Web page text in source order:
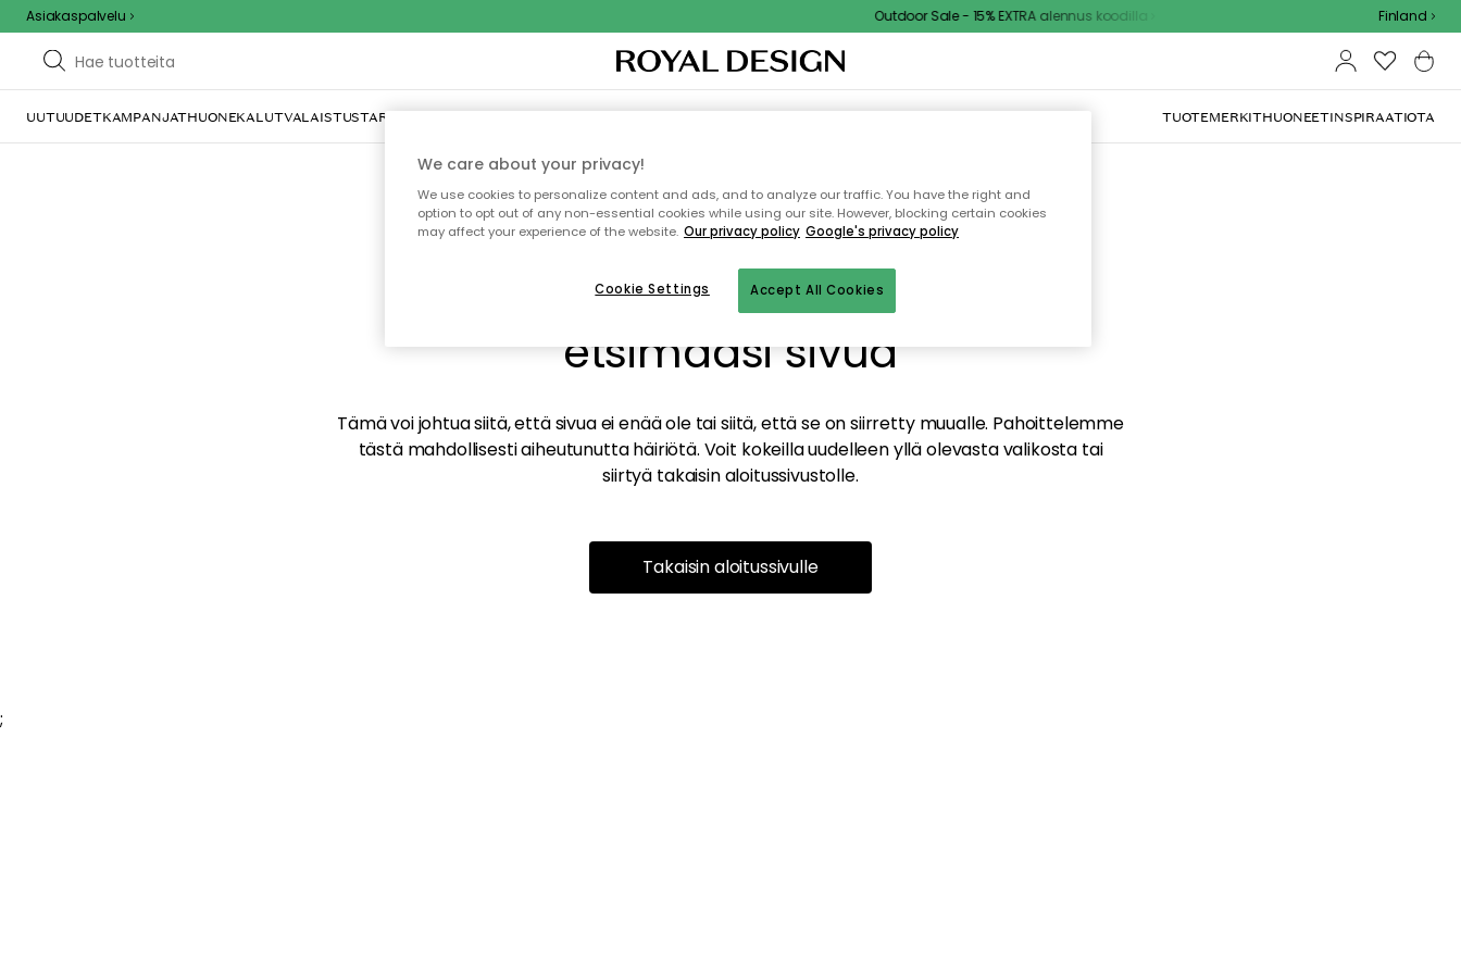
Asiakaspalvelu Outdoor Sale - 15% EXTRA alennus koodilla Finland
UUTUUDETKAMPANJATHUONEKALUTVALAISTUSTARJOILU JA KATTAUSSISUSTUSTEKSTIILIT & MATOTKEITTIÖSÄILYTYSULKOKALUSTEET TUOTEMERKITHUONEETINSPIRAATIOTA
Emme valitettavasti löydä
etsimääsi sivua
Tämä voi johtua siitä, että sivua ei enää ole tai siitä, että se on siirretty muualle. Pahoittelemme
tästä mahdollisesti aiheutunutta häiriötä. Voit kokeilla uudelleen yllä olevasta valikosta tai
siirtyä takaisin aloitussivustolle.
Takaisin aloitussivulle
;
We care about your privacy!
We use cookies to personalize content and ads, and to analyze our traffic. You have the right and
option to opt out of any non-essential cookies while using our site. However, blocking certain cookies
may affect your experience of the website. Our privacy policy Google's privacy policy
Accept All Cookies
Cookie Settings